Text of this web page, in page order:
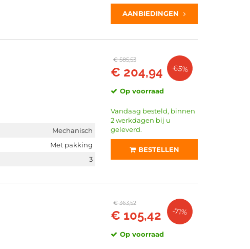
AANBIEDINGEN
Mechanisch
Met pakking
3
€ 585,53
€ 204,94 -65%
Op voorraad
Vandaag besteld, binnen
2 werkdagen bij u
geleverd.
BESTELLEN
€ 363,52
€ 105,42 -71%
Op voorraad